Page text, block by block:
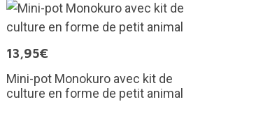
13,95€
Mini-pot Monokuro avec kit de
culture en forme de petit animal